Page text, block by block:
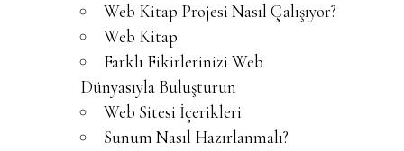
Web Kitap Projesi Nasıl Çalışıyor?
Web Kitap
Farklı Fikirlerinizi Web
Dünyasıyla Buluşturun
Web Sitesi İçerikleri
Sunum Nasıl Hazırlanmalı?